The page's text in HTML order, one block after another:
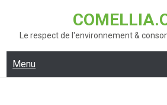
contentLe respect de l'environnement &
Menu